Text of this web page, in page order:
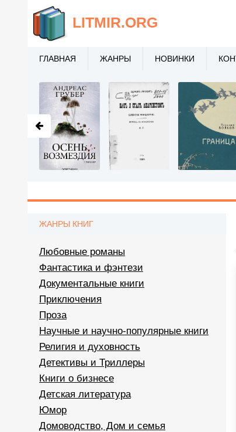
ЖАНРЫ КНИГ
Любовные романы
Фантастика и фэнтези
Документальные книги
Приключения
Проза
Научные и научно-популярные книги
Религия и духовность
Детективы и Триллеры
Книги о бизнесе
Детская литература
Юмор
Домоводство, Дом и семья
LITMIR.ORG
ГЛАВНАЯ ЖАНРЫ НОВИНКИ